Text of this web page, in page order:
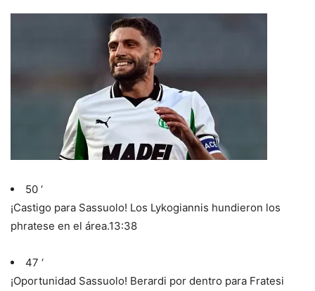
50 ‘
¡Castigo para Sassuolo! Los Lykogiannis hundieron los
phratese en el área.13:38
47 ‘
¡Oportunidad Sassuolo! Berardi por dentro para Fratesi